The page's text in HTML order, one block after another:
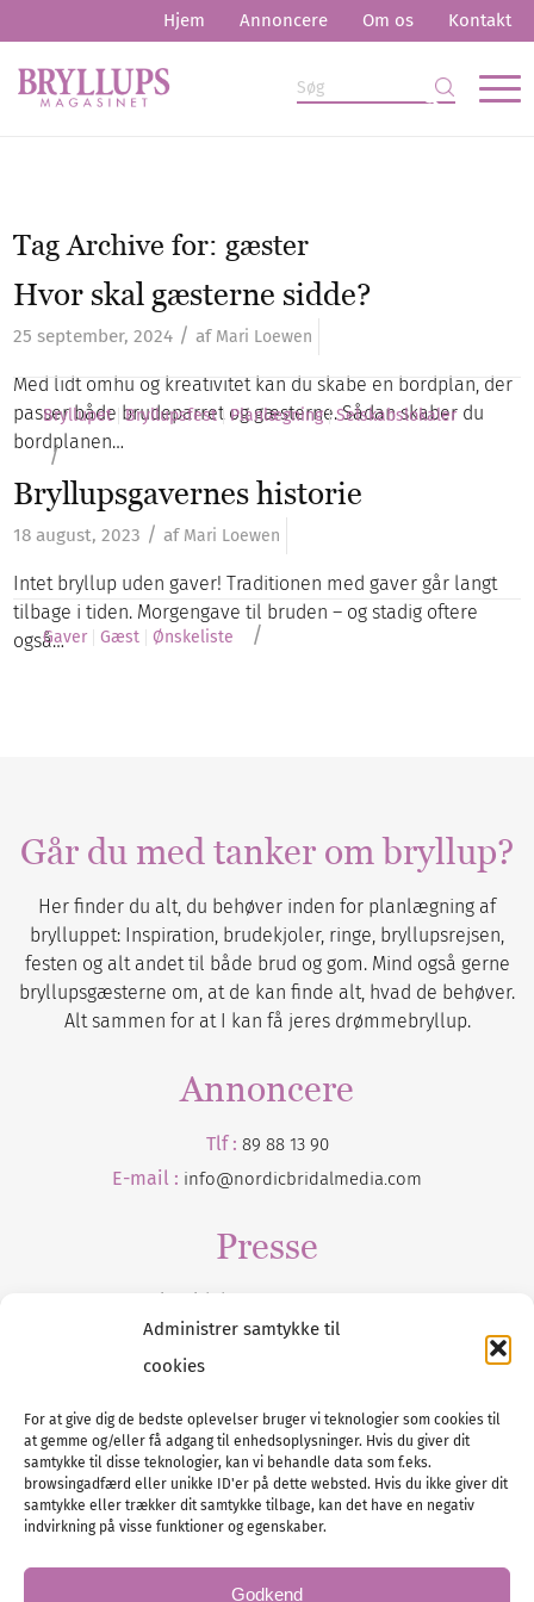
Administrer samtykke til
cookies
For at give dig de bedste oplevelser bruger vi teknologier som cookies til
at gemme og/eller få adgang til enhedsoplysninger. Hvis du giver dit
samtykke til disse teknologier, kan vi behandle data som f.eks.
browsingadfærd eller unikke ID'er på dette websted. Hvis du ikke giver dit
samtykke eller trækker dit samtykke tilbage, kan det have en negativ
indvirkning på visse funktioner og egenskaber.
Godkend
Hjem Annoncere Om os Kontakt
Tag Archive for: gæster
Hvor skal gæsterne sidde?
25 september, 2024 / af Mari Loewen
Med lidt omhu og kreativitet kan du skabe en bordplan, der
passer både brudeparret og gæsterne. Sådan skaber du
bordplanen…
Bryllupet Bryllupsfest Planlægning Selskabslokaler
/
Bryllupsgavernes historie
18 august, 2023 / af Mari Loewen
Intet bryllup uden gaver! Traditionen med gaver går langt
tilbage i tiden. Morgengave til bruden – og stadig oftere
også…Gaver Gæst Ønskeliste /
Går du med tanker om bryllup?
Her finder du alt, du behøver inden for planlægning af
brylluppet: Inspiration, brudekjoler, ringe, bryllupsrejsen,
festen og alt andet til både brud og gom. Mind også gerne
bryllupsgæsterne om, at de kan finde alt, hvad de behøver.
Alt sammen for at I kan få jeres drømmebryllup.
Annoncere
Tlf : 89 88 13 90
E-mail : info@nordicbridalmedia.com
Presse
Tilmeld dig vores
Tel :89 88 13 90
E-post:info@nordicbridalmedia.com
Nordic Bridal Media